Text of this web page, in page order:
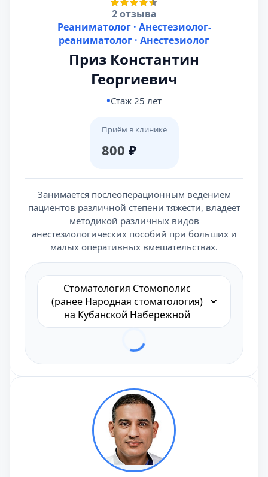
2 отзыва
Реаниматолог · Анестезиолог-
реаниматолог · Анестезиолог
Приз Константин
Георгиевич
Стаж 25 лет
Приём в клинике
800 ₽
Занимается послеоперационным ведением
пациентов различной степени тяжести, владеет
методикой различных видов
анестезиологических пособий при больших и
малых оперативных вмешательствах.
Стоматология Стомополис
(ранее Народная стоматология)
на Кубанской Набережной